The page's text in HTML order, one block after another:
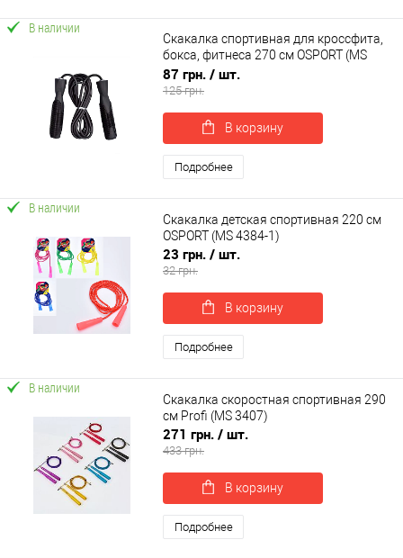
В наличии
Скакалка спортивная для кроссфита,
бокса, фитнеса 270 см OSPORT (MS
0190)
87 грн. / шт.
125 грн.
В корзину
Подробнее
В наличии
Скакалка детская спортивная 220 см
OSPORT (MS 4384-1)
23 грн. / шт.
32 грн.
В корзину
Подробнее
В наличии
Скакалка скоростная спортивная 290
см Profi (MS 3407)
271 грн. / шт.
433 грн.
В корзину
Подробнее